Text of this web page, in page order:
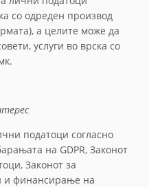
со одреден производ
а целите може да
услуги во врска со
податоци согласно
на GDPR, Законот
Законот за
и финансирање на